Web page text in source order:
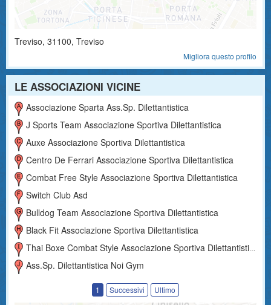
Treviso, 31100, Treviso
Migliora questo profilo
LE ASSOCIAZIONI VICINE
Associazione Sparta Ass.sp. Dilettantistica
J Sports Team Associazione Sportiva Dilettantistica
Auxe Associazione Sportiva Dilettantistica
Centro De Ferrari Associazione Sportiva Dilettantistica
Combat Free Style Associazione Sportiva Dilettantistica
Switch Club Asd
Bulldog Team Associazione Sportiva Dilettantistica
Black Fit Associazione Sportiva Dilettantistica
Thai Boxe Combat Style Associazione Sportiva Dilettantistica
Ass.sp. Dilettantistica Noi Gym
1 Successivi Ultimo